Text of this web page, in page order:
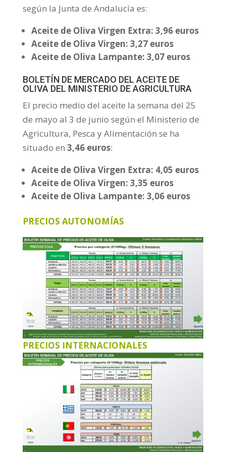
según la Junta de Andalucía es:
Aceite de Oliva Virgen Extra: 3,96 euros
Aceite de Oliva Virgen: 3,27 euros
Aceite de Oliva Lampante: 3,07 euros
BOLETÍN DE MERCADO DEL ACEITE DE
OLIVA DEL MINISTERIO DE AGRICULTURA
El precio medio del aceite la semana del 25
de mayo al 3 de junio según el Ministerio de
Agricultura, Pesca y Alimentación se ha
situado en 3,46 euros:
Aceite de Oliva Virgen Extra: 4,05 euros
Aceite de Oliva Virgen: 3,35 euros
Aceite de Oliva Lampante: 3,06 euros
PRECIOS AUTONOMÍAS
PRECIOS INTERNACIONALES